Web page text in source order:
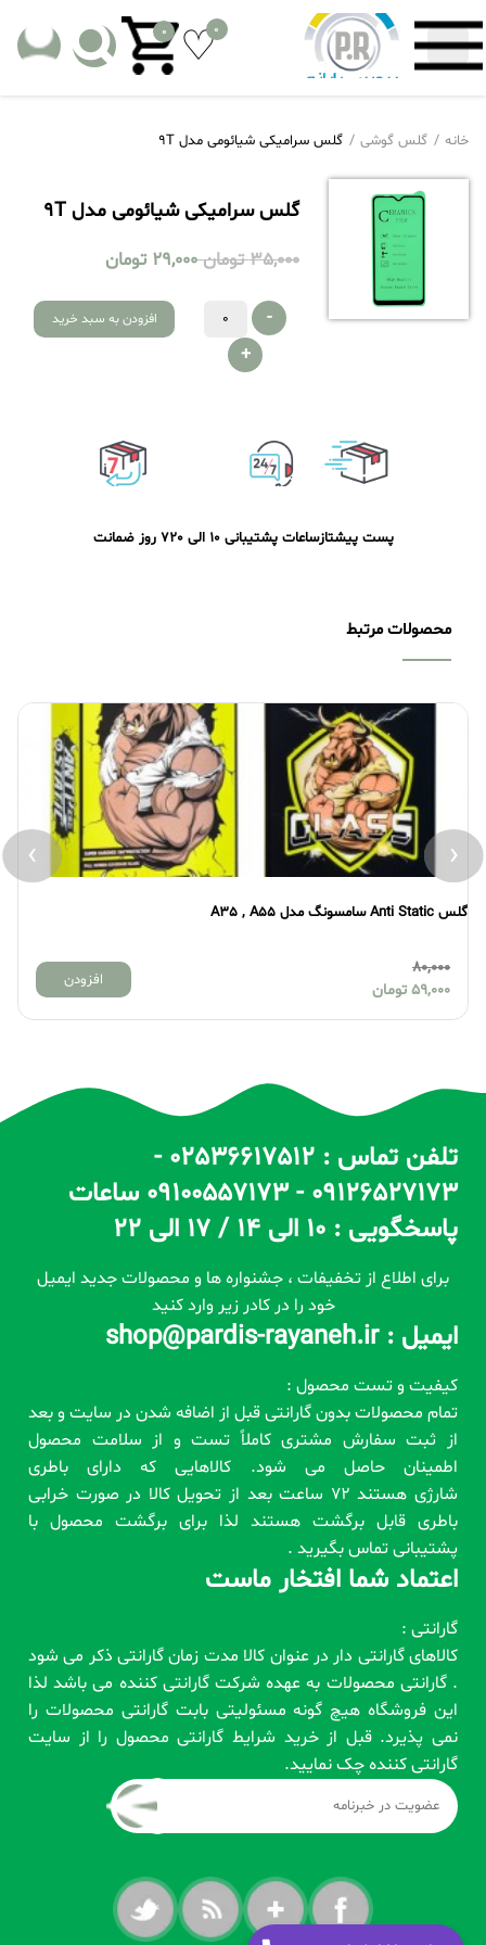
0
0
خانه گلس گوشی گلس سرامیکی شیائومی مدل 9T
گلس سرامیکی شیائومی مدل 9T
35,000 تومان 29,000 تومان
-
+
افزودن به سبد خرید
پست پیشتازساعات پشتیبانی 10 الی 20 7 روز ضمانت
محصولات مرتبط
گلس Anti Static سامسونگ مدل A35 , A55
80,000
59,000 تومان
افزودن
‹
›
تلفن تماس : 02536617512 -
09126527173 - 09100557173 ساعات
پاسخگویی : 10 الی 14 / 17 الی 22
برای اطلاع از تخفیفات ، جشنواره ها و محصولات جدید ایمیل
خود را در کادر زیر وارد کنید
ایمیل : shop@pardis-rayaneh.ir
کیفیت و تست محصول :
تمام محصولات بدون گارانتی قبل از اضافه شدن در سایت و بعد
از ثبت سفارش مشتری کاملاً تست و از سلامت محصول
اطمینان حاصل می شود. کالاهایی که دارای باطری
شارژی هستند 72 ساعت بعد از تحویل کالا در صورت خرابی
باطری قابل برگشت هستند لذا برای برگشت محصول با
پشتیبانی تماس بگیرید .
اعتماد شما افتخار ماست
گارانتی :
کالاهای گارانتی دار در عنوان کالا مدت زمان گارانتی ذکر می شود
. گارانتی محصولات به عهده شرکت گارانتی کننده می باشد لذا
این فروشگاه هیچ گونه مسئولیتی بابت گارانتی محصولات را
نمی پذیرد. قبل از خرید شرایط گارانتی محصول را از سایت
گارانتی کننده چک نمایید.